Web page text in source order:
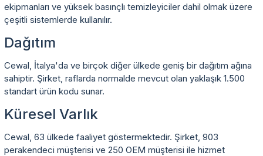
ekipmanları ve yüksek basınçlı temizleyiciler dahil olmak üzere
çeşitli sistemlerde kullanılır.
Dağıtım
Cewal, İtalya'da ve birçok diğer ülkede geniş bir dağıtım ağına
sahiptir. Şirket, raflarda normalde mevcut olan yaklaşık 1.500
standart ürün kodu sunar.
Küresel Varlık
Cewal, 63 ülkede faaliyet göstermektedir. Şirket, 903
perakendeci müşterisi ve 250 OEM müşterisi ile hizmet